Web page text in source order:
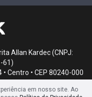
Allan Kardec (CNPJ:
61)
Centro • CEP 80240-000
em nosso site. Ao